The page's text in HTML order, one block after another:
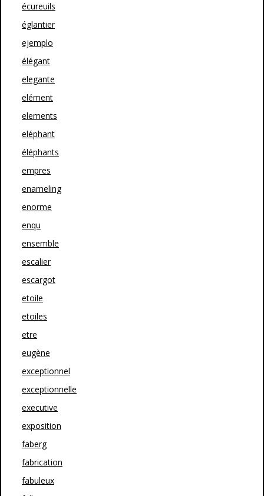
écureuils
églantier
ejemplo
élégant
elegante
elément
elements
eléphant
éléphants
empres
enameling
enorme
enqu
ensemble
escalier
escargot
etoile
etoiles
etre
eugène
exceptionnel
exceptionnelle
executive
exposition
faberg
fabrication
fabuleux